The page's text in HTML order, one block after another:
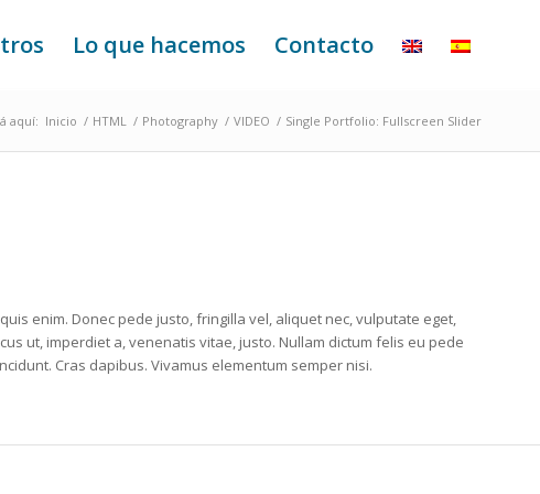
Lo que hacemos Contacto
aquí: Inicio / HTML / Photography / VIDEO / Single Portfolio: Fullscreen Slider
quis enim. Donec pede justo, fringilla vel, aliquet nec, vulputate eget,
ut, imperdiet a, venenatis vitae, justo. Nullam dictum felis eu pede
Cras dapibus. Vivamus elementum semper nisi.